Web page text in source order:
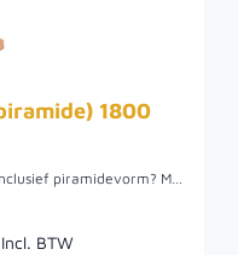
1800
Opzoek naar een topkwaliteit deklat inclusief piramidevorm? Met een afmeting van 1800 mm en een tussenruimte van 3-planks (3 x 16 mm) is onze deklat van Lariks/Douglas de perfecte kandidaat! Zo biedt het een goede ondersteuning voor uw tuinscherm waardoor een stevige en duurzame constructie wordt gegarandeerd.Onze Lariks/Douglas deklat zijn gemaakt uit de hoogste kwaliteit hout en zijn ontworpen om lang mee te gaan. Ze zijn niet alleen functioneel, maar geven ook een aantrekkelijke uitstraling aan uw project. Bestel vandaag en geef uw project de uitstraling en stevigheid die het verdient!